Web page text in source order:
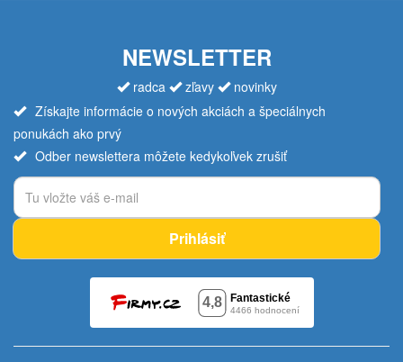
NEWSLETTER
radca zľavy
novinky
Získajte informácie o nových akciách a špeciálnych
ponukách ako prvý
Odber newslettera môžete kedykoľvek zrušiť
Prihlásiť